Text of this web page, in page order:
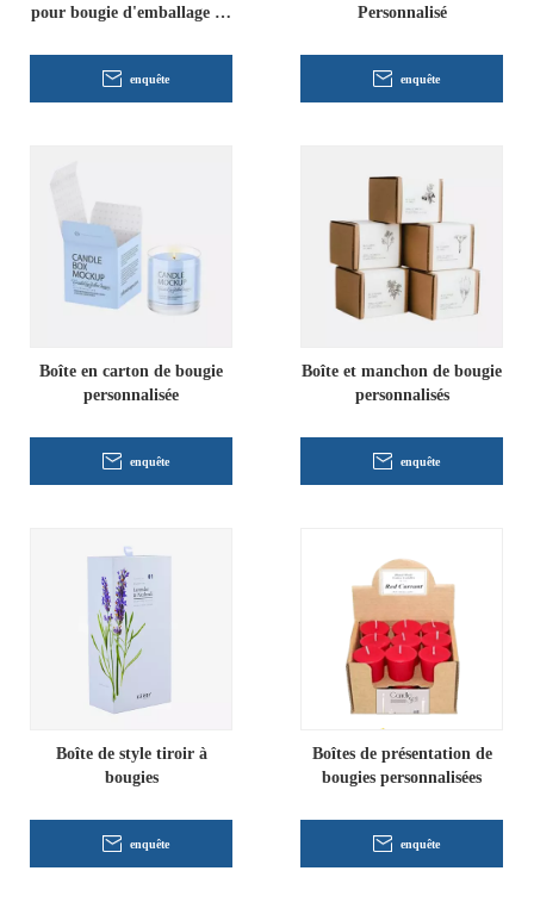
pour bougie d'emballage de
enquête
Personnalisé
enquête
Boîte en carton de bougie
personnalisée
enquête
Boîte et manchon de bougie
personnalisés
enquête
Boîte de style tiroir à
bougies
enquête
Boîtes de présentation de
bougies personnalisées
enquête